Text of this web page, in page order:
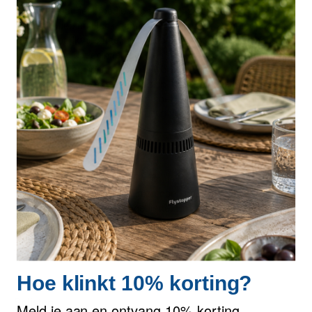
Want zo gaat het broodje aap verhaal: ze zijn altijd met zijn
tweeën. Miep en Henk samen hand in hand. Of beter gezegd:
poot in poot. Ik heb heel internet afgezocht en kom telkens tot
de conclusie dat spinnen solisten zijn. En om het hele verhaal
van de twee spinnen omver te werpen: Uit een recent
onderzoek is gebleken dat er zich 1500 spinnen in een huis
bevinden. 1500 solisten in een hoekje, achter de trap en aan
het plafond. Ze zitten overal rustig verscholen.
Opruimers
Doodslaan heeft geen enkele zin, je lost daarmee het
spinnenprobleem niet op. En ze doen geen kwaad. Ze helpen
met opruimen van klein ongedierte. En als je zo’n zwarte
joekel in de hoek of boven je bed niet kan verdragen, koop je
zo’n spinnenvanger bij Alfred: de Spidercatcher en zet je hem
weer buiten. Iedereen blij!
Hoe klinkt 10% korting?